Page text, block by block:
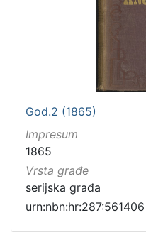
God.2 (1865)
Impresum
1865
Vrsta građe
serijska građa
urn:nbn:hr:287:561406